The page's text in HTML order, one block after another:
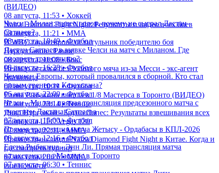
(ВИДЕО)
08 августа, 11:53 • Хоккей
Naiza Diamond Fight Night: Результаты и видео всех боев
08 августа, 11:21 • ММА
В WBC гарантировали титульник победителю боя
Нурсултанов - Рамос
08 августа, 11:08 • Бокс
Неймар остался без Золотого мяча из-за Месси - экс-агент
бразильца
08 августа, 10:11 • Футбол
Елена Рыбакина вышла в 1/8 Мастерса в Торонто (ВИДЕО)
07 августа, 23:14 • Теннис
Дияр Нургожай - Бруно Лопес: Результаты взвешивания всех
бойцов на UFC Vegas 120
07 августа, 22:11 • ММА
Прямая трансляция Naiza Diamond Fight Night в Китае. Когда и
где смотреть турнир
07 августа, 20:26 • ММА
еще новости
Челси - Милан: видео голов, почему не сыграл Дастан
Сатпаев?
08 августа, 18:49 • Футбол
Дастан Сатпаев в заявке Челси на матч с Миланом. Где
смотреть трансляцию?
08 августа, 16:28 • Футбол
Чемпион Европы, который провалился в сборной. Кто стал
новым тренером Казахстана?
06 августа, 22:00 • Футбол
Челси - Милан: прямая трансляция предсезонного матча с
участием Дастана Сатпаева
07 августа, 15:00 • Футбол
Прямая трансляция матча Жетысу - Ордабасы в КПЛ-2026
08 августа, 12:16 • Футбол
Елена Рыбакина - Энн Ли. Прямая трансляция матча
казахстанки на Мастерс в Торонто
07 августа, 06:30 • Теннис